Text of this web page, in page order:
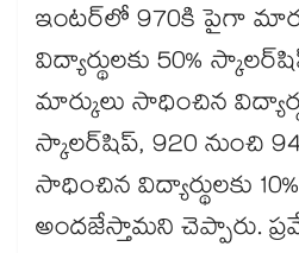
ఇంటర్‌‌‌‌‌‌‌‌‌‌‌‌‌‌‌‌లో 970కి పైగా
విద్యార్థులకు 50%
మార్కులు సాధించిన
స్కాలర్‌‌‌‌‌‌‌‌‌‌‌‌‌‌‌‌షిప్, 920 నుంచి
సాధించిన విద్యార్థులకు
అందజేస్తామని చెప్పారు.